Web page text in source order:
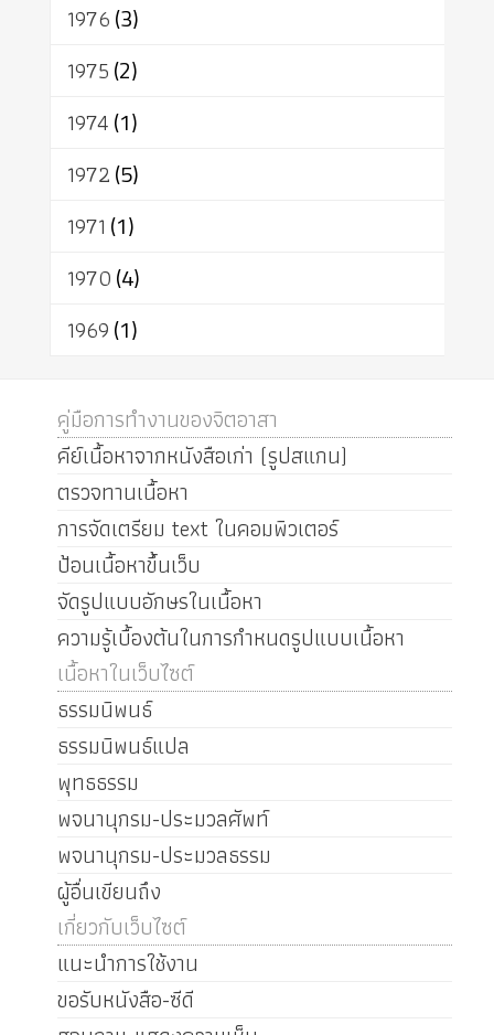
1976(3)
1975(2)
1974(1)
1972(5)
1971 (1)
1970(4)
1969(1)
คู่มือการทำงานของจิตอาสา
คีย์เนื้อหาจากหนังสือเก่า (รูปสแกน)
ตรวจทานเนื้อหา
การจัดเตรียม text ในคอมพิวเตอร์
ป้อนเนื้อหาขึ้นเว็บ
จัดรูปแบบอักษรในเนื้อหา
ความรู้เบื้องต้นในการกำหนดรูปแบบเนื้อหา
เนื้อหาในเว็บไซต์
ธรรมนิพนธ์
ธรรมนิพนธ์แปล
พุทธธรรม
พจนานุกรม-ประมวลศัพท์
พจนานุกรม-ประมวลธรรม
ผู้อื่นเขียนถึง
เกี่ยวกับเว็บไซต์
แนะนำการใช้งาน
ขอรับหนังสือ-ซีดี